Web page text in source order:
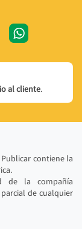
al cliente.
contiene la
de la compañía
de cualquier